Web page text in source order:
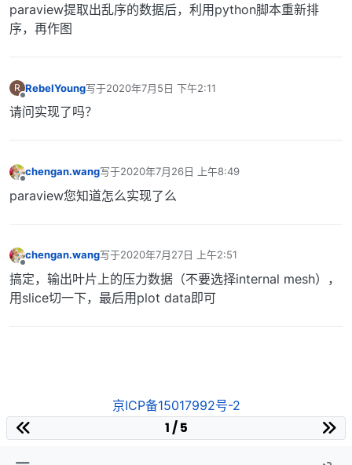
paraview提取出乱序的数据后，利用python脚本重新排
序，再作图
R
离线
RebelYoung写于2020年7月5日 下午2:11
最后由 编辑
请问实现了吗？
chengan.wang写于2020年7月26日 上午8:49
最后由 编辑
paraview您知道怎么实现了么
chengan.wang写于2020年7月27日 上午2:51
最后由 编辑
搞定，输出叶片上的压力数据（不要选择internal mesh），
用slice切一下，最后用plot data即可
京ICP备15017992号-2
1 / 5